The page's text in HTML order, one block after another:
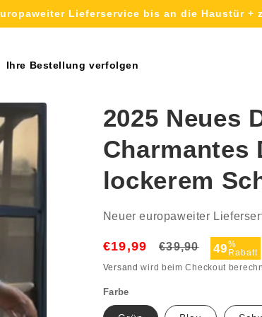
Lieferservice bis an die Haustür +
Ihre Bestellung verfolgen
2025 Neues
Charmantes
lockerem
Neuer europaweiter
€19,99
Normaler
Preis
€39,90 49%
Rabatt
Versand wird beim Checkout
Farbe